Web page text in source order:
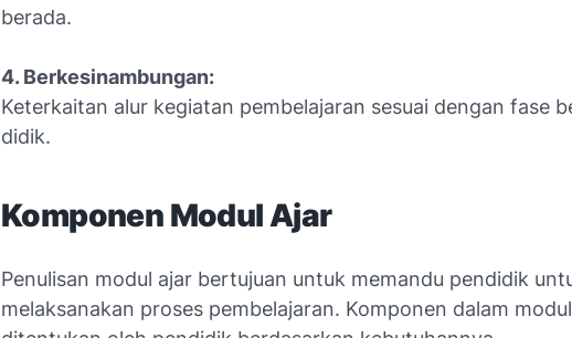
berada.
4. Berkesinambungan:
Keterkaitan alur kegiatan pembelajaran sesuai dengan fase
didik.
Komponen Modul Ajar
Penulisan modul ajar bertujuan untuk memandu pendidik
melaksanakan proses pembelajaran. Komponen dalam